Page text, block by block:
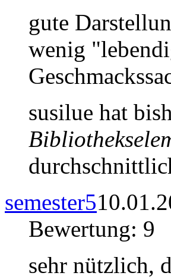
gute
wenig
susilue hat
semester5
Bewertung: 9
sehr nützlich,